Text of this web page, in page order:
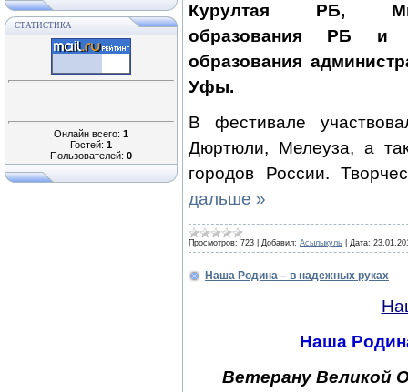
СТАТИСТИКА
Онлайн всего: 1
Гостей: 1
Пользователей: 0
Курултая РБ,
образования РБ и
образования
Уфы.
В фестивале
Дюртюли, Мелеуза, а
городов России.
дальше »
Просмотров: 723 Добавил: Асылыкуль Дата:
Наша Родина – в надежных руках
Наша
Ветерану Великой